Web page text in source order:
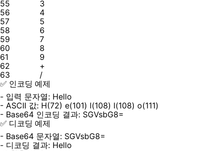
55
3
56
4
57
5
58
6
59
7
60
8
61
9
62
+
63
/
✅ 인코딩 예제
- 입력 문자열: Hello
- ASCII 값: H(72) e(101) l(108) l(108) o(111)
- Base64 인코딩 결과: SGVsbG8=
✅ 디코딩 예제
- Base64 문자열: SGVsbG8=
- 디코딩 결과: Hello